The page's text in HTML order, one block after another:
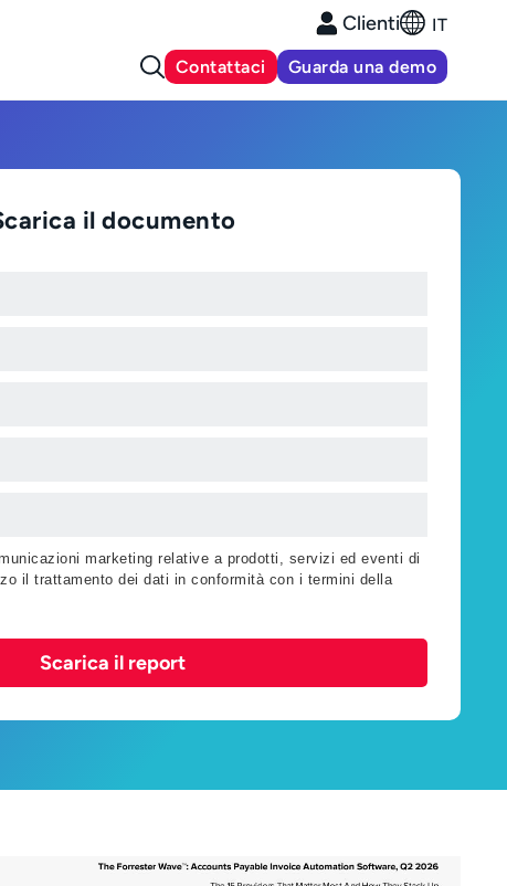
Clienti IT
Contattaci Guarda una demo
il documento
marketing relative a prodotti, servizi ed eventi di
il trattamento dei dati in conformità con i termini della
Scarica il report